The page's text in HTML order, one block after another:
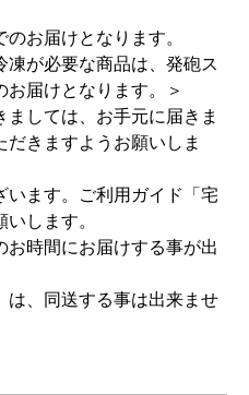
お届けとなります。
が必要な商品は、発砲ス
届けとなります。＞
しては、お手元に届きま
だきますようお願いしま
ます。ご利用ガイド「宅
します。
時間にお届けする事が出
、同送する事は出来ませ